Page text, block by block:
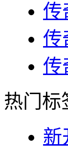
传
传
传
热门标
新